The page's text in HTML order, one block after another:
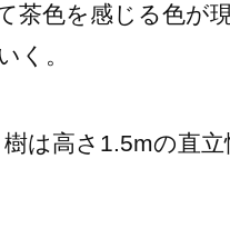
茶色を感じる色が現
く。
は高さ1.5mの直立